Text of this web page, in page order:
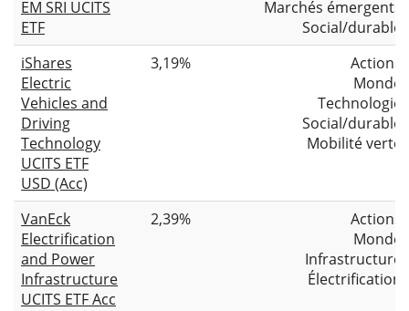
EM SRI UCITS
ETF
Marchés émergents
Social/durable
iShares
Electric
Vehicles and
Driving
Technology
UCITS ETF
USD (Acc)
3,19%
Actions
Monde
Technologie
Social/durable
Mobilité verte
VanEck
Electrification
and Power
Infrastructure
UCITS ETF Acc
2,39%
Actions
Monde
Infrastructure
Électrification